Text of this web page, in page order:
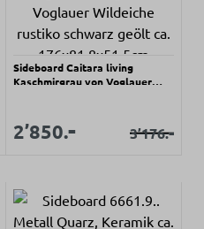
Sideboard Caitara living
Kaschmirgrau von Voglauer
Verkaufspreis:
2’850.- Regulärer
3’176.-